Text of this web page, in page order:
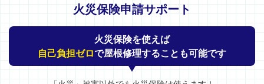
火災保険申請サポート
火災保険を使えば
自己負担ゼロで屋根修理することも可能です